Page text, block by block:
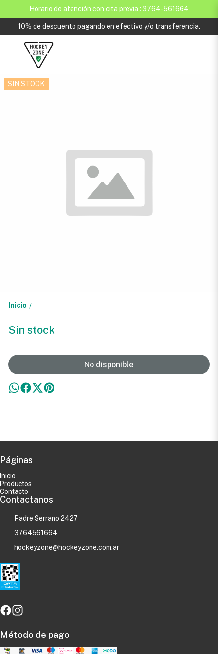
Horario de atención con cita previa : 3764-561664
10% de descuento pagando en efectivo y/o transferencia.
SIN STOCK
Inicio /
Sin stock
No disponible
Páginas
Inicio
Productos
Contacto
Contactanos
Padre Serrano 2427
3764561664
hockeyzone@hockeyzone.com.ar
Método de pago